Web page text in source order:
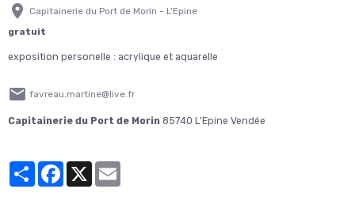
Capitainerie du Port de Morin - L'Epine
gratuit
exposition personelle : acrylique et aquarelle
favreau.martine@live.fr
Capitainerie du Port de Morin 85740 L'Epine Vendée
PartagerFacebook